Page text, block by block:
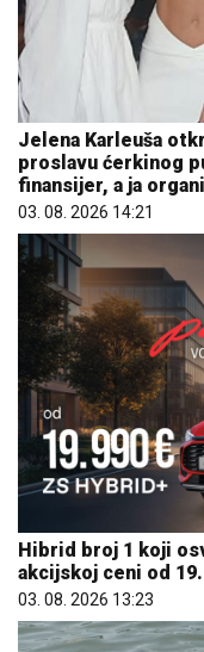
Jelena Karleuša
proslavu ćerkinog
finansijer, a ja
03. 08. 2026 14:21
Hibrid broj 1 koji
akcijskoj ceni od
03. 08. 2026 13:23